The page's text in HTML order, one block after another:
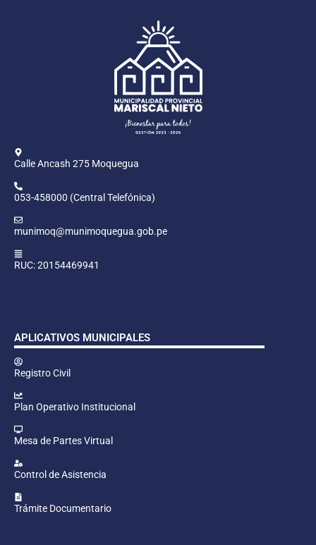
Calle Ancash 275 Moquegua
053-458000 (Central Telefónica)
munimoq@munimoquegua.gob.pe
RUC: 20154469941
APLICATIVOS MUNICIPALES
Registro Civil
Plan Operativo Institucional
Mesa de Partes Virtual
Control de Asistencia
Trámite Documentario